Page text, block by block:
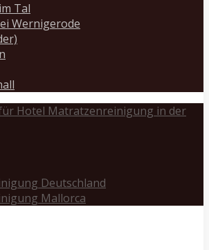
Tal
Wernigerode
Hotel Matratzenreinigung in der
Deutschland
Mallorca